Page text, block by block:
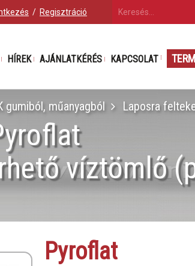
/ Regisztráció
HÍREK AJÁNLATKÉRÉS KAPCSOLAT
gumiból, műanyagból Laposra
víztömlő
Pyroflat